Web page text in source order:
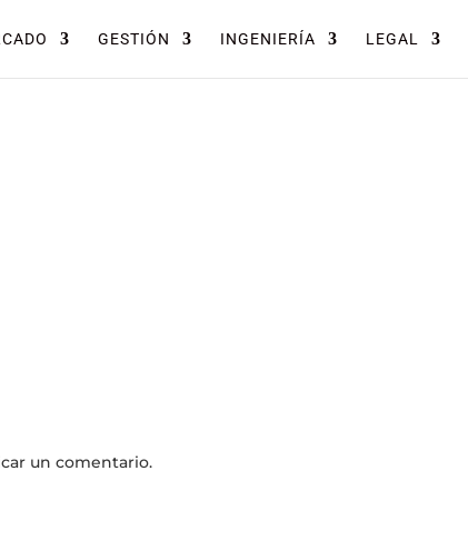
GESTIÓN INGENIERÍA LEGAL
un comentario.